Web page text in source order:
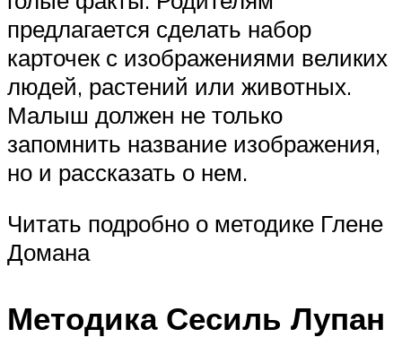
предлагается сделать набор
карточек с изображениями великих
людей, растений или животных.
Малыш должен не только
запомнить название изображения,
но и рассказать о нем.
Читать подробно о методике Глене
Домана
Методика Сесиль Лупан